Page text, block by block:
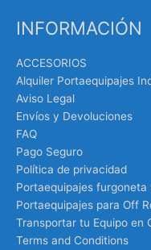
INFORMACIÓN
ACCESORIOS
Alquiler Portaequipajes
Aviso Legal
Envíos y Devoluciones
FAQ
Pago Seguro
Política de privacidad
Portaequipajes
Portaequipajes para Off
Transportar tu Equipo en
Terms and Conditions